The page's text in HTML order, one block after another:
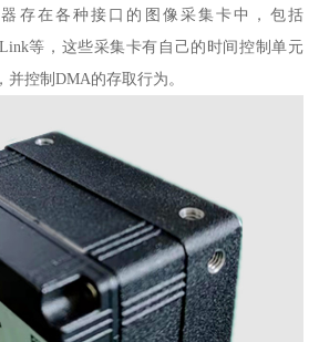
存在各种接口的图像采集卡中，包括
Link等，这些采集卡有自己的时间控制单元
控制DMA的存取行为。